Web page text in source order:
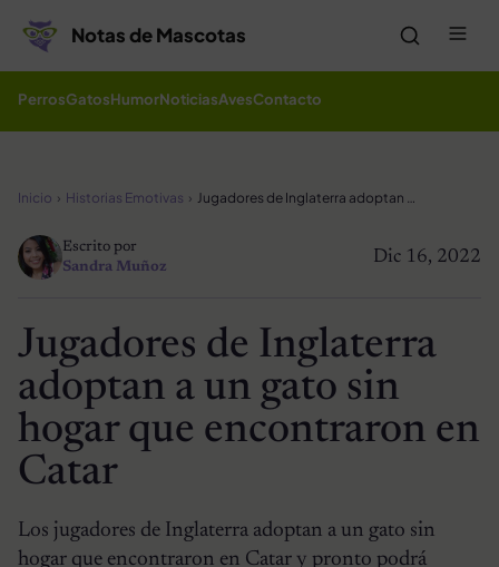
Notas de Mascotas
PerrosGatosHumorNoticiasAvesContacto
Inicio Historias Emotivas Jugadores de Inglaterra adoptan a un gato sin hogar que encontraron en Catar
Dic 16, 2022
Escrito por
Sandra Muñoz
Jugadores de Inglaterra
adoptan a un gato sin
hogar que encontraron en
Catar
Los jugadores de Inglaterra adoptan a un gato sin
hogar que encontraron en Catar y pronto podrá